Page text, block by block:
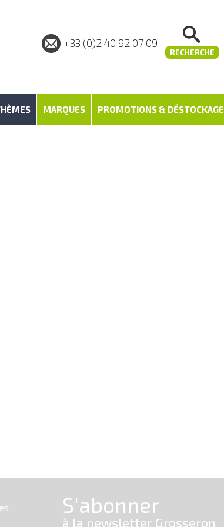
+33 (0)2 40 92 07 09
RECHERCHE
MARQUES PROMOTIONS & DÉSTOCKAGE